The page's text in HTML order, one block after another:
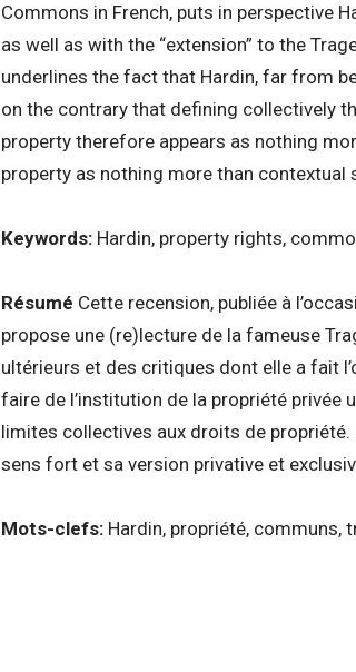
Commons in French, puts in perspective
as well as with the “extension” to the
underlines the fact that Hardin, far from
on the contrary that defining collectively
property therefore appears as nothing
property as nothing more than contextual
Keywords: Hardin, property rights,
Résumé Cette recension, publiée à
propose une (re)lecture de la fameuse
ultérieurs et des critiques dont elle a fait
faire de l’institution de la propriété privée
limites collectives aux droits de
sens fort et sa version privative et
Mots-clefs: Hardin, propriété, communs,